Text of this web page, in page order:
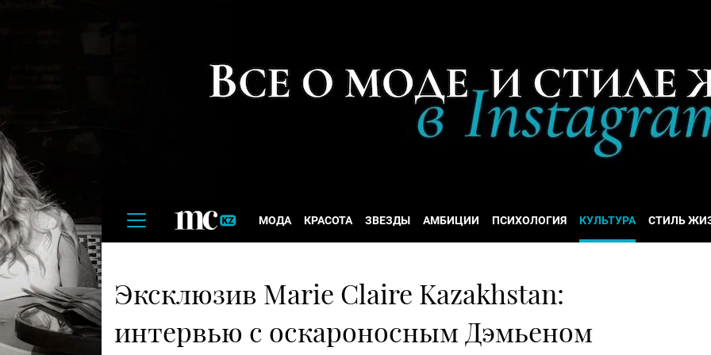
МОДА КРАСОТА ЗВЕЗДЫ АМБИЦИИ ПСИХОЛОГИЯ КУЛЬТУРА СТИЛЬ
Эксклюзив Marie Claire Kazakhstan:
интервью с оскароносным Дэмьеном